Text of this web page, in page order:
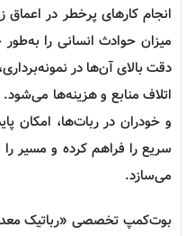
انجام کارهای پرخطر در
میزان حوادث انسانی را
دقت بالای آن‌ها در
اتلاف منابع و هزینه‌ها
و خودران در ربات‌ها، امکان
سریع را فراهم کرده و مسیر
می‌سازد.
بوت‌کمپ تخصصی «رباتیک